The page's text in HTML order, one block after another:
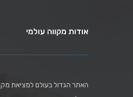
אודות מקווה עולמי
האתר הגדול בעולם למציאת